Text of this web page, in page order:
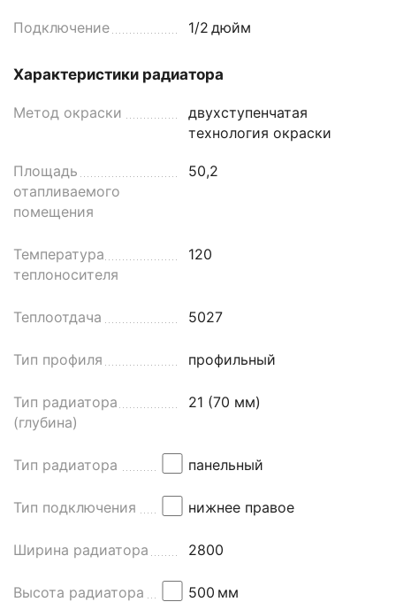
Подключение 1/2 дюйм
Характеристики радиатора
Метод окраски
двухступенчатая
технология окраски
Площадь
отапливаемого
помещения
50,2
Температура
теплоносителя
120
Теплоотдача 5027
Тип профиля профильный
Тип радиатора
(глубина)
21 (70 мм)
Тип радиатора панельный
Тип подключения нижнее правое
Ширина радиатора 2800
Высота радиатора 500 мм